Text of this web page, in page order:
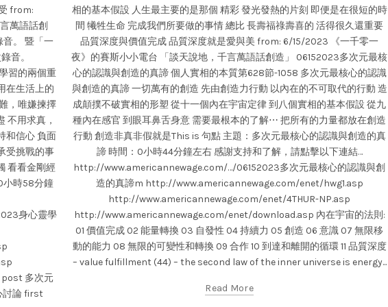
from:
萬語話創
音。 暨「一
音。
習的兩個重
在生活上的
，唯嫌揀擇
不用求真，
和信心 負面
受挑戰的事
看看金剛經
小時58分鐘
身心靈學
多次元
討論 first
相的基本假設 人生最主要的是那個 精彩 發光發熱的片刻 即便是在很短的時
間 犧牲生命 完成我們所要做的事情 總比 長壽福祿壽喜的 活得很久還重要
品質深度與價值完成 品質深度就是愛與美 from: 6/15/2023 《一千零一
夜》的賽斯小小電台 「談天說地，千言萬語話創造」 06152023多次元最核
心的認識與創造的真諦 個人實相的本質第628節-1058 多次元最核心的認識
與創造的真諦 一切萬有的創造 先由創造力行動 以內在的不可取代的行動 造
成顛撲不破實相的形塑 從十一個內在宇宙定律 到八個實相的基本假設 從九
種內在感官 到眼耳鼻舌身意 需要最根本的了解⋯ 把所有的力量都放在創造
行動 創造非真非假就是This is 句點 主題：多次元最核心的認識與創造的真
諦 時間：0小時44分鐘左右 感謝支持和了解，請點擊以下連結…
http://www.americannewage.com/…/06152023多次元最核心的認識與創
造的真諦m http://www.americannewage.com/enet/hwg1.asp
http://www.americannewage.com/enet/4THUR-NP.asp
http://www.americannewage.com/enet/download.asp 內在宇宙的法則:
01 價值完成 02 能量轉換 03 自發性 04 持續力 05 創造 06 意識 07 無限移
動的能力 08 無限的可變性和轉換 09 合作 10 到達和離開的循環 11 品質深度
– value fulfillment (44) – the second law of the inner universe is energy...
Read More